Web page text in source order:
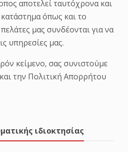
αποτελεί ταυτόχρονα και
όπως και το
μας συνδέονται για να
υπηρεσίες μας.
κείμενο, σας συνιστούμε
την Πολιτική Απορρήτου
ιδιοκτησίας